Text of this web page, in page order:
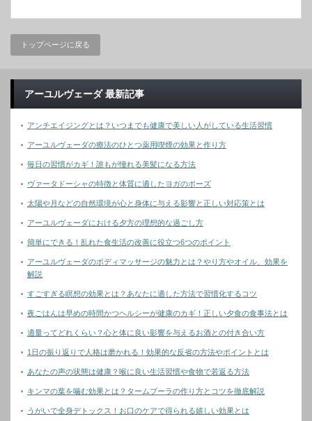
トップページに戻る
アーユルヴェーダ 最新記事
アンチエイジングとは？いつまでも健康で美しい人がしている生活習慣
アーユルヴェーダの療法のひとつ薬用喫煙の効果と作り方
毎日の習慣がカギ！誰もが憧れる美髪になる方法
ヴァータドーシャの特徴と体質に適したヨガのポーズ
太陽や月などの自然環境が心と身体に与える影響と正しい対応策とは
アーユルヴェーダにおける夕方の理想的な過ごし方
簡単にできる！乱れた食生活の改善に役立つ6つのポイント
アーユルヴェーダのボディマッサージの魅力とは？やり方やオイル、効果を
解説
すごすぎる瞑想の効果とは？あなたに適した方法で習慣化するコツ
夜ごはんは早めの時間かつヘルシーが健康のカギ！正しい夕食の食事法とは
適量ってどれくらい？心と体に良い影響を与えるお酒との付き合い方
1日の振り返りで人格は磨かれる！効果的な反省の方法やポイントとは
あなたの声の状態は健康？喉に良い生活習慣や食物で若返る方法
キンマの葉を噛む効果とは？タームブーラの作り方とコツを徹底解説
うがいで全身デトックス！お口のケアで得られる嬉しい効果とは